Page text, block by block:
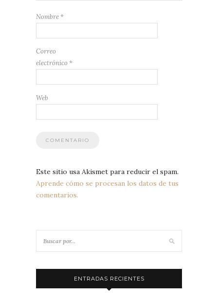
Nombre *
Correo
electrónico *
Web
Este sitio usa Akismet para reducir el spam.
Aprende cómo se procesan los datos de tus
comentarios.
ENTRADAS RECIENTES